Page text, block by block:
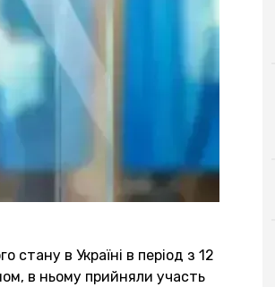
стану в Україні в період з 12
в ньому прийняли участь